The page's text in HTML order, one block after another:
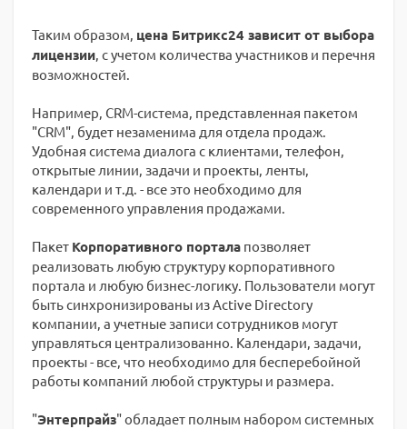
Таким образом, цена Битрикс24 зависит от выбора
лицензии, с учетом количества участников и перечня
возможностей.
Например, CRM-система, представленная пакетом
"CRM", будет незаменима для отдела продаж.
Удобная система диалога с клиентами, телефон,
открытые линии, задачи и проекты, ленты,
календари и т.д. - все это необходимо для
современного управления продажами.
Пакет Корпоративного портала позволяет
реализовать любую структуру корпоративного
портала и любую бизнес-логику. Пользователи могут
быть синхронизированы из Active Directory
компании, а учетные записи сотрудников могут
управляться централизованно. Календари, задачи,
проекты - все, что необходимо для бесперебойной
работы компаний любой структуры и размера.
"Энтерпрайз" обладает полным набором системных